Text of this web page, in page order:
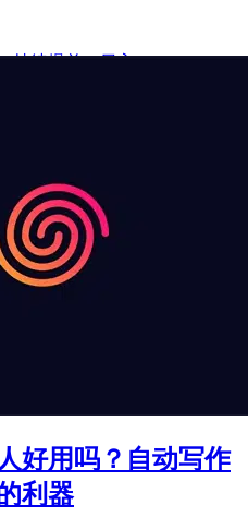
持续爆单，日入1000+
好用吗？自动写作
利器